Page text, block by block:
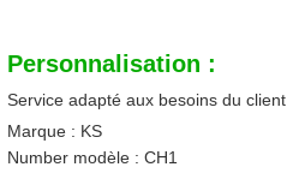
Personnalisation :
Service adapté aux besoins du
Marque : KS
Number modèle : CH1